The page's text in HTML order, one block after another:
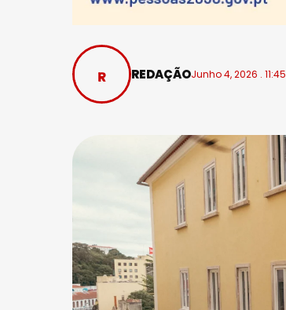
REDAÇÃOJunho 4, 2026 . 11:45